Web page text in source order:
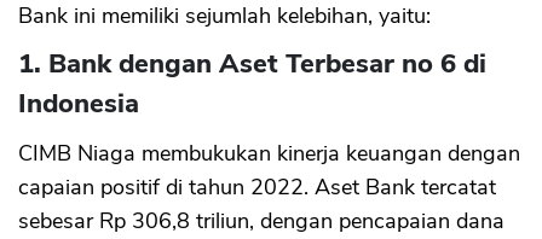
Bank ini memiliki sejumlah kelebihan, yaitu:
1. Bank dengan Aset Terbesar no 6 di
Indonesia
CIMB Niaga membukukan kinerja keuangan dengan
capaian positif di tahun 2022. Aset Bank tercatat
sebesar Rp 306,8 triliun, dengan pencapaian dana